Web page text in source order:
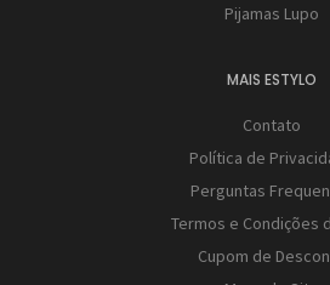
Pijamas Lupo
MAIS ESTYLO
Contato
Política de
Perguntas
Termos e Condições
Cupom de